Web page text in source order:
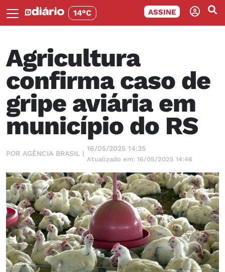
14°C ASSINE
Agricultura
confirma caso de
gripe aviária em
município do RS
POR AGÊNCIA BRASIL |
16/05/2025 14:35
Atualizado em: 16/05/2025 14:46